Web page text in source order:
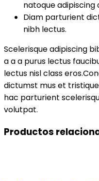
natoque adipiscing
Diam parturient
nibh lectus.
Scelerisque adipiscing
a a a purus lectus
lectus nisl class
dictumst mus et
hac parturient
volutpat.
Productos